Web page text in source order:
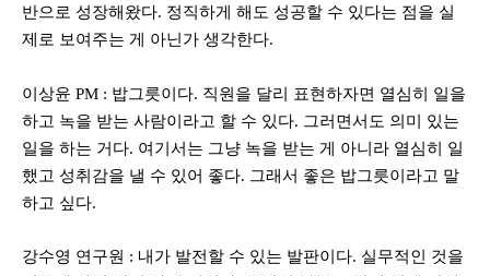
반으로 성장해왔다. 정직하게 해도 성공할 수 있다는 점을 실
제로 보여주는 게 아닌가 생각한다.
이상윤 PM : 밥그릇이다. 직원을 달리 표현하자면 열심히 일을
하고 녹을 받는 사람이라고 할 수 있다. 그러면서도 의미 있는
일을 하는 거다. 여기서는 그냥 녹을 받는 게 아니라 열심히 일
했고 성취감을 낼 수 있어 좋다. 그래서 좋은 밥그릇이라고 말
하고 싶다.
강수영 연구원 : 내가 발전할 수 있는 발판이다. 실무적인 것을